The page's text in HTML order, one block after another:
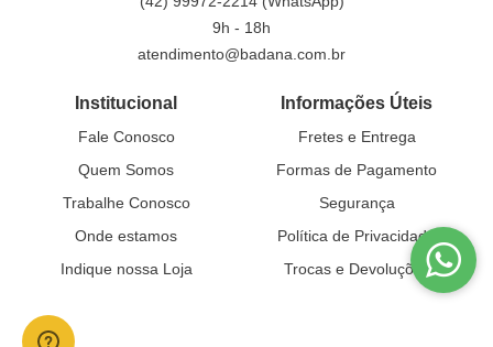
9h - 18h
atendimento@badana.com.br
Institucional
Fale Conosco
Quem Somos
Trabalhe Conosco
Onde estamos
Indique nossa Loja
Informações Úteis
Fretes e Entrega
Formas de Pagamento
Segurança
Política de Privacidade
Trocas e Devoluções